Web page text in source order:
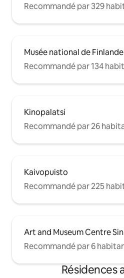
Recommandé par 329
Musée national de Finlande
Recommandé par 134
Kinopalatsi
Recommandé par 26
Kaivopuisto
Recommandé par 225
Art and Museum Centre
Recommandé par 6
Résidences